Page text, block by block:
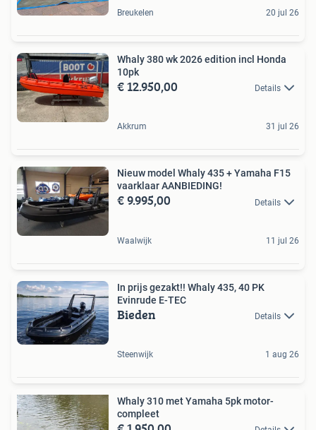
Breukelen 20 jul 26
Whaly 380 wk 2026 edition incl Honda
10pk
€ 12.950,00 Details
Akkrum 31 jul 26
Nieuw model Whaly 435 + Yamaha F15
vaarklaar AANBIEDING!
€ 9.995,00 Details
Waalwijk 11 jul 26
In prijs gezakt!! Whaly 435, 40 PK
Evinrude E-TEC
Bieden Details
Steenwijk 1 aug 26
Whaly 310 met Yamaha 5pk motor-
compleet